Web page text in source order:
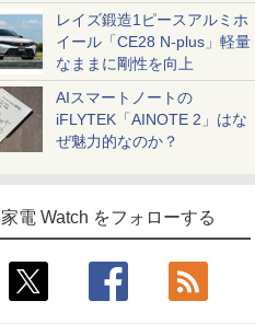
一気に聴く
レイズ鍛造1ピースアルミホ
イール「CE28 N-plus」軽量
なままに剛性を向上
AIスマートノートの
iFLYTEK「AINOTE 2」はな
ぜ魅力的なのか？
家電 Watch をフォローする